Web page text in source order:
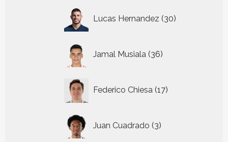
Lucas Hernandez 30
producten
Jamal Musiala 36
producten
Federico Chiesa 17
producten
Juan Cuadrado 3
producten